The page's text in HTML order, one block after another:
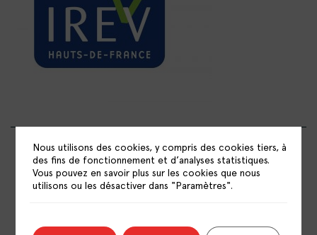
RESSOURCES POLITIQUE DE LA VILLE
Nous utilisons des cookies, y compris des cookies tiers, à
des fins de fonctionnement et d’analyses statistiques.
Vous pouvez en savoir plus sur les cookies que nous
utilisons ou les désactiver dans "Paramètres".